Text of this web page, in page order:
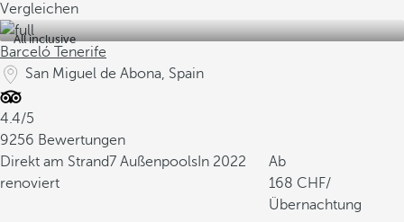
Vergleichen
All inclusive
Barceló Tenerife
San Miguel de Abona, Spain
4.4/5
9256 Bewertungen
Direkt am Strand7 Außenpools In 2022
renoviert
Ab
168
/
Übernachtung